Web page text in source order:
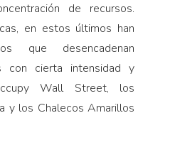
de recursos.
en estos últimos han
que desencadenan
con cierta intensidad y
Wall Street, los
y los Chalecos Amarillos